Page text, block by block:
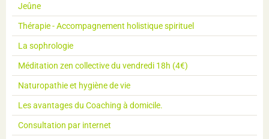
Jeûne
Thérapie - Accompagnement holistique spirituel
La sophrologie
Méditation zen collective du vendredi 18h (4€)
Naturopathie et hygiène de vie
Les avantages du Coaching à domicile.
Consultation par internet